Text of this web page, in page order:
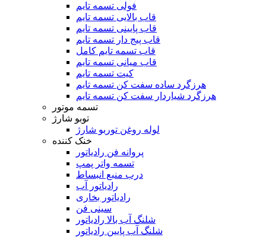
فولی تسمه تایم
قاب بالایی تسمه تایم
قاب پایینی تسمه تایم
قاب پیج دار تسمه تایم
قاب تسمه تایم کامل
قاب میانی تسمه تایم
کیت تسمه تایم
هرزگرد ساده سفت کن تسمه تایم
هرزگرد شیاردار سفت کن تسمه تایم
تسمه موتور
توبو شارژ
لوله روغن توربو شارژ
خنک کننده
پروانه فن رادیاتور
تسمه واتر پمپ
درب منبع انبساط
رادیاتور آب
رادیاتور بخاری
سینی فن
شلنگ آب بالا رادیاتور
شلنگ آب پایین رادیاتور